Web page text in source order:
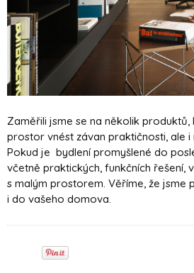
Zaměřili jsme se na několik
prostor vnést závan praktičnosti, ale
Pokud je bydlení promyšlené do
včetně praktických, funkčních řešení,
s malým prostorem. Věříme, že jsme
i do vašeho domova.